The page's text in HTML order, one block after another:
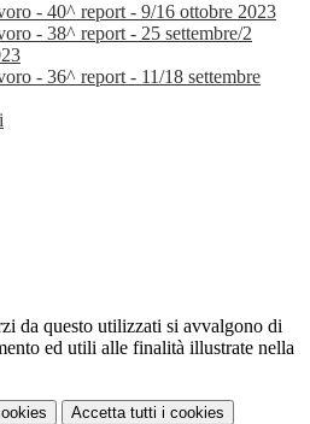
- 40^ report - 9/16 ottobre 2023
- 38^ report - 25 settembre/2
- 36^ report - 11/18 settembre
da questo utilizzati si avvalgono di
ed utili alle finalità illustrate nella
Accetta tutti i cookies